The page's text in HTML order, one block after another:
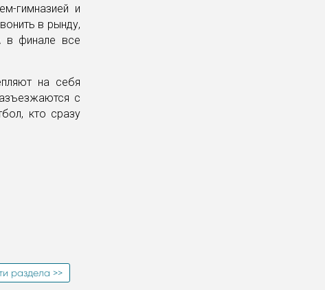
гимназией и
в рынду,
в финале все
на себя
с
кто сразу
раздела >>